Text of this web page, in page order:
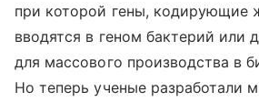
при которой гены, кодирующие
вводятся в геном бактерий или
для массового производства в
Но теперь ученые разработали